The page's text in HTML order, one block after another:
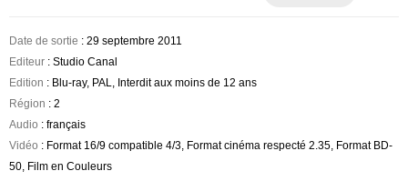
Date de sortie : 29 septembre 2011
Editeur : Studio Canal
Edition : Blu-ray, PAL, Interdit aux moins de 12 ans
Région : 2
Audio : français
Vidéo : Format 16/9 compatible 4/3, Format cinéma respecté 2.35, Format BD-
50, Film en Couleurs